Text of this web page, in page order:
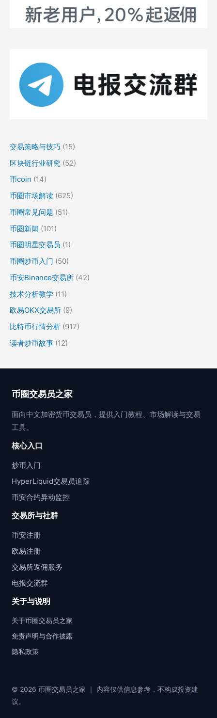
交易策略与技巧 (15)
区块链行业研究 (52)
币coin (14)
币圈市场解读 (625)
币圈常见问题 (51)
币圈新闻 (101)
币圈明星交易员 (1)
币圈炒币入门 (50)
币安Binance交易所 (42)
技术分析教学 (11)
欧易OKX交易所 (9)
比特币行情分析 (917)
读者炒币故事 (12)
币圈交易员之家
面向中文加密货币交易员，提供入门教程、市场解读与交易
工具。
核心入口
炒币入门
HyperLiquid交易员追踪
币安合约异动监控
交易所与社群
币安注册
欧易注册
交易所返佣服务
电报交流群
关于与说明
关于币圈交易员之家
免责声明与合作披露
隐私政策
© 2026 币圈交易员之家 ｜ 内容仅供信息参考，不构成投资建
议。